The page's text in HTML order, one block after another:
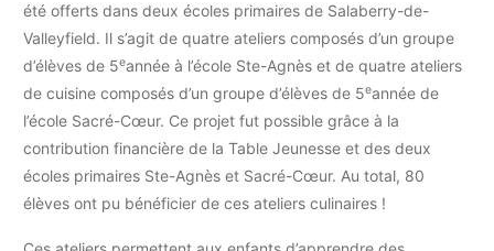
été offerts dans deux écoles primaires de Salaberry-de-
Valleyfield. Il s’agit de quatre ateliers composés d’un groupe
d’élèves de 5eannée à l’école Ste-Agnès et de quatre ateliers
de cuisine composés d’un groupe d’élèves de 5eannée de
l’école Sacré-Cœur. Ce projet fut possible grâce à la
contribution financière de la Table Jeunesse et des deux
écoles primaires Ste-Agnès et Sacré-Cœur. Au total, 80
élèves ont pu bénéficier de ces ateliers culinaires !